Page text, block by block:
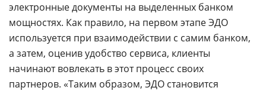
электронные документы на выделенных банком
мощностях. Как правило, на первом этапе ЭДО
используется при взаимодействии с самим банком,
а затем, оценив удобство сервиса, клиенты
начинают вовлекать в этот процесс своих
партнеров. «Таким образом, ЭДО становится